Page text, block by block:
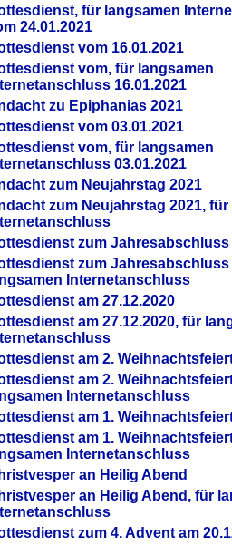
für langsamen
24.01.2021
vom 16.01.2021
vom, für langsamen
16.01.2021
zu Epiphanias 2021
vom 03.01.2021
vom, für langsamen
03.01.2021
zum Neujahrstag 2021
zum Neujahrstag 2021,
zum Jahresabschluss
zum Jahresabschluss
Internetanschluss
am 27.12.2020
am 27.12.2020, für
am 2.
am 2.
Internetanschluss
am 1.
am 1.
Internetanschluss
an Heilig Abend
an Heilig Abend, für
zum 4. Advent am